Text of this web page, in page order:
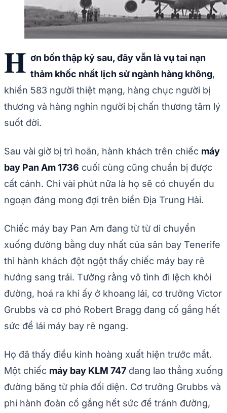
H ơn bốn thập kỷ sau, đây vẫn là vụ tai nạn
thảm khốc nhất lịch sử ngành hàng không,
khiến 583 người thiệt mạng, hàng chục người bị
thương và hàng nghìn người bị chấn thương tâm lý
suốt đời.
Sau vài giờ bị trì hoãn, hành khách trên chiếc máy
bay Pan Am 1736 cuối cùng cũng chuẩn bị được
cất cánh. Chỉ vài phút nữa là họ sẽ có chuyến du
ngoạn đáng mong đợi trên biển Địa Trung Hải.
Chiếc máy bay Pan Am đang từ từ di chuyển
xuống đường bằng duy nhất của sân bay Tenerife
thì hành khách đột ngột thấy chiếc máy bay rẽ
hướng sang trái. Tưởng rằng vô tình đi lệch khỏi
đường, hoá ra khi ấy ở khoang lái, cơ trưởng Victor
Grubbs và cơ phó Robert Bragg đang cố gắng hết
sức để lái máy bay rẽ ngang.
Họ đã thấy điều kinh hoàng xuất hiện trước mắt.
Một chiếc máy bay KLM 747 đang lao thẳng xuống
đường băng từ phía đối diện. Cơ trưởng Grubbs và
phi hành đoàn cố gắng hết sức để tránh đường,